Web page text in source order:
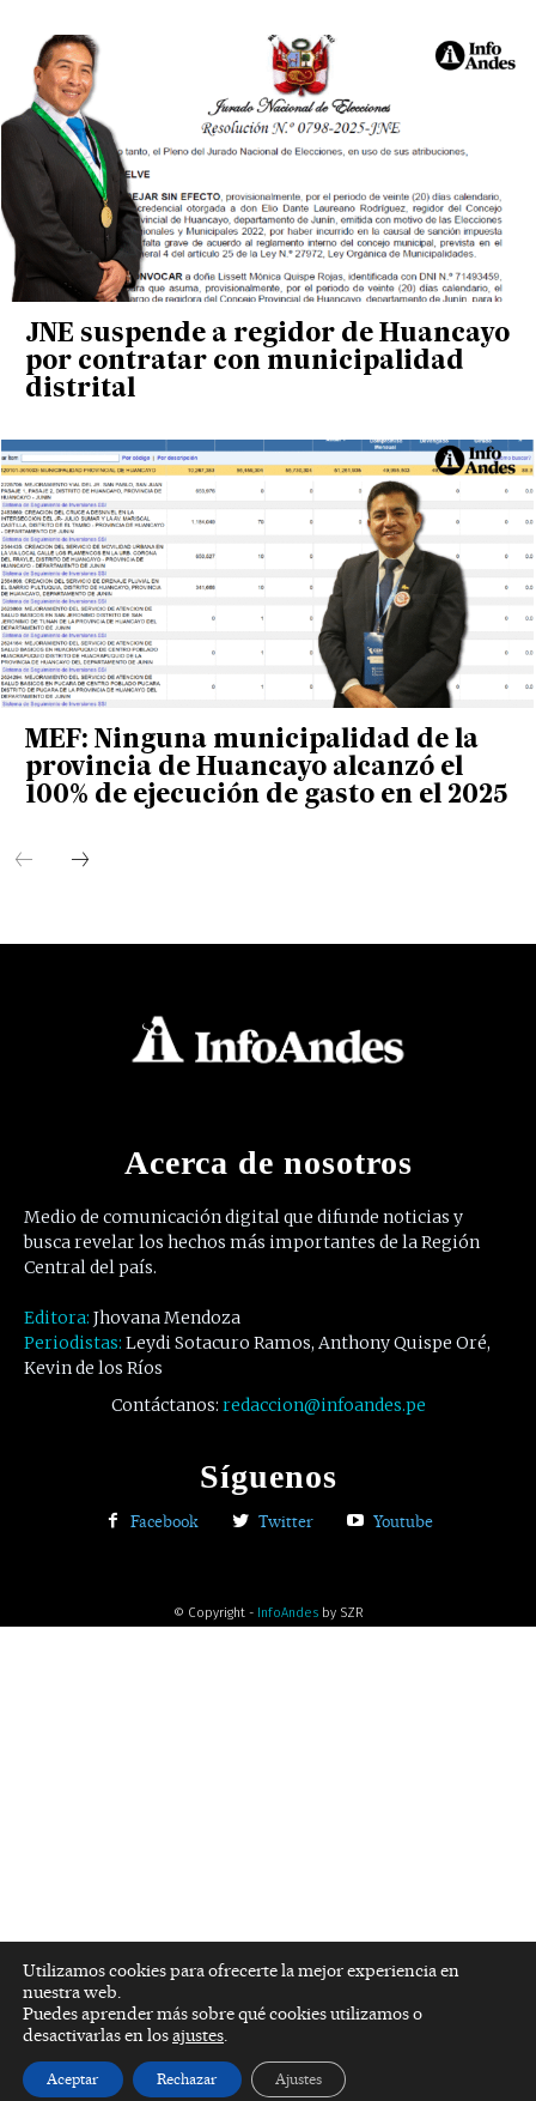
JNE suspende a regidor de Huancayo
por contratar con municipalidad
distrital
MEF: Ninguna municipalidad de la
provincia de Huancayo alcanzó el
100% de ejecución de gasto en el 2025
Acerca de nosotros
Medio de comunicación digital que difunde noticias y
busca revelar los hechos más importantes de la Región
Central del país.
Editora: Jhovana Mendoza
Periodistas: Leydi Sotacuro Ramos, Anthony Quispe Oré,
Kevin de los Ríos
Contáctanos: redaccion@infoandes.pe
Síguenos
Facebook Twitter Youtube
© Copyright - InfoAndesby SZR
Utilizamos cookies para ofrecerte la mejor experiencia en
nuestra web.
Puedes aprender más sobre qué cookies utilizamos o
desactivarlas en losajustes.
Aceptar Rechazar Ajustes